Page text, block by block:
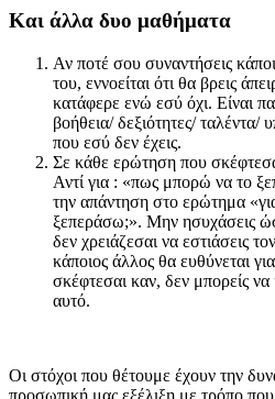
Και άλλα δυο μαθήματα
Αν ποτέ σου συναντήσεις
του, εννοείται ότι θα βρεις
κατάφερε ενώ εσύ όχι. Είναι
βοήθεια/ δεξιότητες/ ταλέντα/
που εσύ δεν έχεις.
Σε κάθε ερώτηση που
Αντί για : «πως μπορώ να το
την απάντηση στο ερώτημα
ξεπεράσω;». Μην ησυχάσεις
δεν χρειάζεσαι να εστιάσεις
κάποιος άλλος θα ευθύνεται
σκέφτεσαι καν, δεν μπορείς να
αυτό.
Οι στόχοι που θέτουμε έχουν την